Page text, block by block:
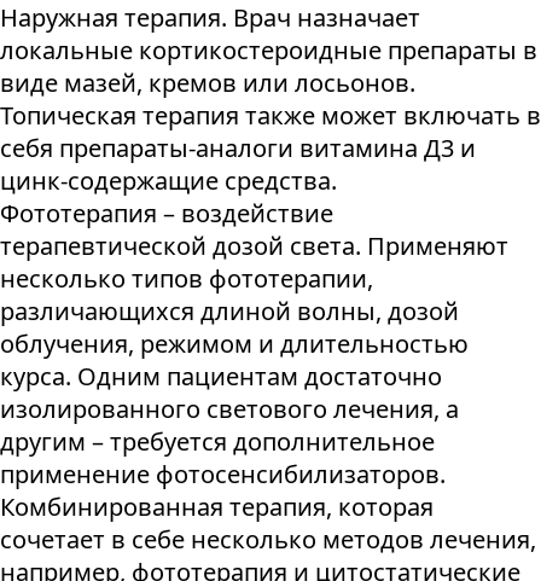
Наружная терапия. Врач назначает
локальные кортикостероидные препараты в
виде мазей, кремов или лосьонов.
Топическая терапия также может включать в
себя препараты-аналоги витамина Д3 и
цинк-содержащие средства.
Фототерапия – воздействие
терапевтической дозой света. Применяют
несколько типов фототерапии,
различающихся длиной волны, дозой
облучения, режимом и длительностью
курса. Одним пациентам достаточно
изолированного светового лечения, а
другим – требуется дополнительное
применение фотосенсибилизаторов.
Комбинированная терапия, которая
сочетает в себе несколько методов лечения,
например, фототерапия и цитостатические